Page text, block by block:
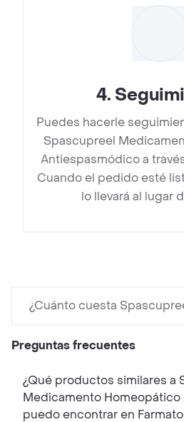
4.
Puedes hacerle
Spascupreel
Antiespasmódico a
Cuando el pedido esté
lo llevará al lugar
¿Cuánto cuesta
Preguntas frecuentes
¿Qué productos similares a
Medicamento
puedo encontrar en